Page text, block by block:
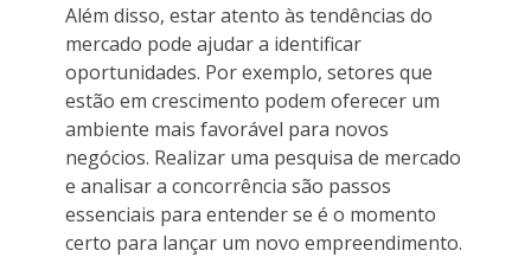
Além disso, estar atento às tendências do
mercado pode ajudar a identificar
oportunidades. Por exemplo, setores que
estão em crescimento podem oferecer um
ambiente mais favorável para novos
negócios. Realizar uma pesquisa de mercado
e analisar a concorrência são passos
essenciais para entender se é o momento
certo para lançar um novo empreendimento.